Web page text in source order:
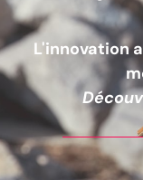
L'innovation